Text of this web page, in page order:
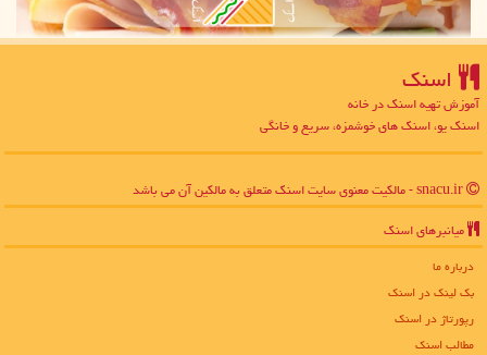
اسنك
آموزش تهیه اسنک در خانه
اسنک یو، اسنک های خوشمزه، سریع و خانگی
میانبرهای اسنك
درباره ما
بک لینک در اسنك
رپورتاژ در اسنك
مطالب اسنك